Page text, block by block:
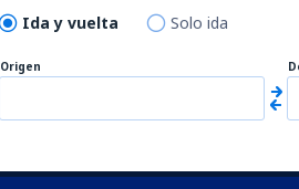
Ida y vuelta Solo ida
Origen